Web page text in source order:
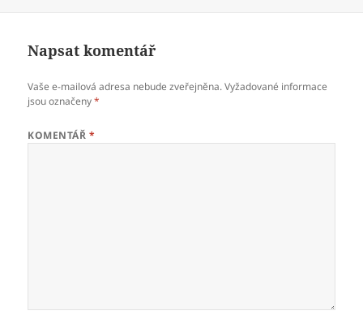
Napsat komentář
Vaše e-mailová adresa nebude zveřejněna. Vyžadované informace
jsou označeny*
KOMENTÁŘ *